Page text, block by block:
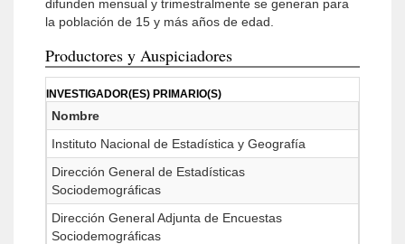
difunden mensual y trimestralmente se generan para
la población de 15 y más años de edad.
Productores y Auspiciadores
INVESTIGADOR(ES) PRIMARIO(S)
Nombre
Instituto Nacional de Estadística y Geografía
Dirección General de Estadísticas
Sociodemográficas
Dirección General Adjunta de Encuestas
Sociodemográficas